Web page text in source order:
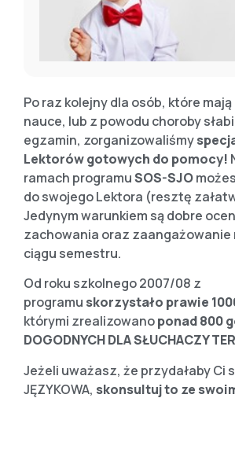
Po raz kolejny dla osób, które
nauce, lub z powodu choroby
egzamin, zorganizowaliśmy
Lektorów gotowych do pomocy!
ramach programuSOS-SJO
do swojego Lektora (resztę
Jedynym warunkiem są dobre
zachowania oraz zaangażowanie
ciągu semestru.
Od roku szkolnego 2007/08 z
programu skorzystało prawie
którymi zrealizowanoponad 800
DOGODNYCH DLA SŁUCHACZY
Jeżeli uważasz, że przydałaby Ci
JĘZYKOWA, skonsultuj to ze